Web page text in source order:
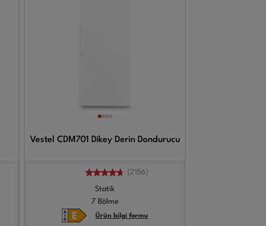
Vestel CDM701 Dikey Derin Dondurucu
(2156)
Statik
7 Bölme
Ürün bilgi formu